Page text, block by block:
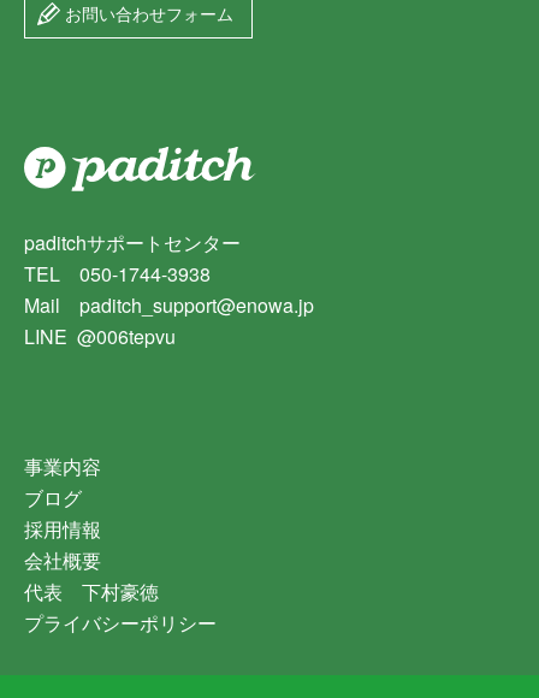
お問い合わせフォーム
paditchサポートセンター
TEL 050-1744-3938
Mail paditch_support@enowa.jp
LINE @006tepvu
事業内容
ブログ
採用情報
会社概要
代表 下村豪徳
プライバシーポリシー